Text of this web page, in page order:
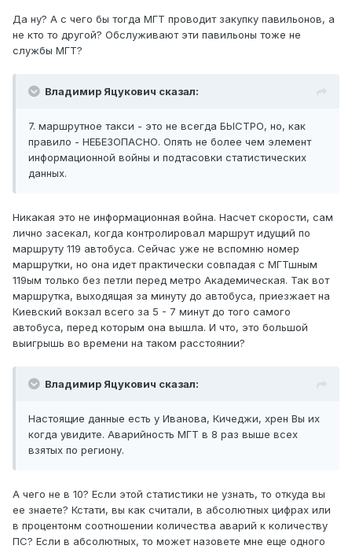
Да ну? А с чего бы тогда МГТ проводит закупку павильонов, а
не кто то другой? Обслуживают эти павильоны тоже не
службы МГТ?
Владимир Яцукович сказал:
7. маршрутное такси - это не всегда БЫСТРО, но, как
правило - НЕБЕЗОПАСНО. Опять не более чем элемент
информационной войны и подтасовки статистических
данных.
Никакая это не информационная война. Насчет скорости, сам
лично засекал, когда контролировал маршрут идущий по
маршруту 119 автобуса. Сейчас уже не вспомню номер
маршрутки, но она идет практически совпадая с МГТшным
119ым только без петли перед метро Академическая. Так вот
маршрутка, выходящая за минуту до автобуса, приезжает на
Киевский вокзал всего за 5 - 7 минут до того самого
автобуса, перед которым она вышла. И что, это большой
выигрышь во времени на таком расстоянии?
Владимир Яцукович сказал:
Настоящие данные есть у Иванова, Кичеджи, хрен Вы их
когда увидите. Аварийность МГТ в 8 раз выше всех
взятых по региону.
А чего не в 10? Если этой статистики не узнать, то откуда вы
ее знаете? Кстати, вы как считали, в абсолютных цифрах или
в процентонм соотношении количества аварий к количеству
ПС? Если в абсолютных, то может назовете мне еще одного